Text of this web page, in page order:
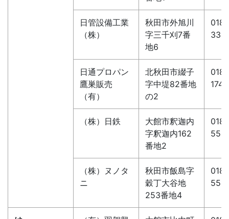
日管設備工業
（株）
秋田市外旭川
字三千刈7番
地6
日通プロパン
鷹巣販売
（有）
北秋田市綴子
字中堤82番地
の2
1748
（株）日鉄
大館市釈迦内
字釈迦内162
番地2
5581
（株）ヌノタ
ニ
秋田市飯島字
穀丁大谷地
253番地4
5515